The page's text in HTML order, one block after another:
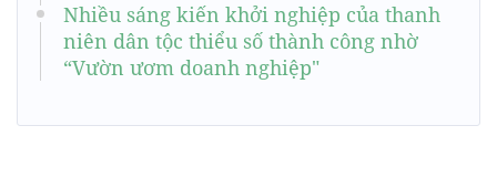
Nhiều sáng kiến khởi nghiệp của thanh
niên dân tộc thiểu số thành công nhờ
“Vườn ươm doanh nghiệp"